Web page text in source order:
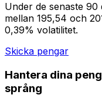
Under de senaste
mellan 195,54 och
0,39% volatilitet.
Skicka pengar
Hantera dina
språng